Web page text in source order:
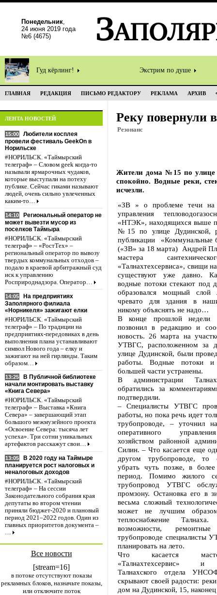
Понедельник,
24 июня 2019 года
№6 (4675)
Гуд кёрлинг! Экстрим по душе
ГЛАВНАЯ РЕДАКЦИЯ ПИСЬМО РЕДАКТОРУ РЕКЛАМА АРХИВ
ЛЕНТА НОВОСТЕЙ
15:00
Любители косплея
провели фестиваль GeekOn в
Норильске
#НОРИЛЬСК. «Таймырский
телеграф» – Словом geek когда-то
называли ярмарочных чудаков,
которые выступали на потеху
публике. Сейчас гиками называют
людей, очень сильно увлеченных
каким-то…
14:10
Региональный оператор не
может вывезти мусор из
поселков Таймыра
#НОРИЛЬСК. «Таймырский
телеграф» – «РостТех» –
региональный оператор по вывозу
твердых коммунальных отходов –
подало в краевой арбитражный суд
иск к управлению
Росприроднадзора. Оператор…
14:05
На предприятиях
Заполярного филиала
«Норникеля» зажигают елки
#НОРИЛЬСК. «Таймырский
телеграф» – По традиции на
предприятиях-передовиках в день
выполнения плана устанавливают
символ Нового года – елку и
зажигают на ней гирлянды. Таким
образом…
13:25
В Публичной библиотеке
начали монтировать выставку
«Книга Севера»
#НОРИЛЬСК. «Таймырский
телеграф» – Выставка «Книга
Севера» – завершающий этап
большого межмузейного проекта
«Освоение Севера: тысяча лет
успеха». Три сотни уникальных
артефактов расскажут свои…
13:05
В 2020 году на Таймыре
планируется рост налоговых и
неналоговых доходов
#НОРИЛЬСК. «Таймырский
телеграф» – На сессии
Законодательного собрания края
депутаты во втором чтении
приняли бюджет-2020 и плановый
период 2021–2022 годов. Один из
главных приоритетов документа –
…
Все новости
[stream=16]
в потоке отсутствуют показы
рекламных блоков, назначьте показы,
или отключите поток
Реку повернули
Резонанс
Жители дома №15 по улице
спокойно. Водные реки,
исчезли.
«ЗВ » о проблеме течи на
управления
«НТЭК», находящихся выше
№15 по улице Дудинской,
публикации «Коммунальные
(«ЗВ» за 18 марта) Андрей
мастера
«Талнахтехсервиса», свищи
существуют уже давно.
водные потоки стекают под
образовался мощный
чревато для здания в
никому объяснять не надо…
В конце прошлой недели
позвонил в редакцию и
новость. 26 марта на
УТВГС, расположенном
улице Дудинской, были
работы. Водные потоки и
большей части устранены.
В администрации
обратились за
подтвердили.
– Специалисты УТВГС
работы, но пока речь идет
трубопроводе, – уточнил
оперативного
хозяйством районной
Силин. – Что касается еще
другом трубопроводе, то
убрать чуть позже, в более
период. Помимо жилого
трубопровод УТВГС
промзону. Остановка его в
весьма сложный
может не лучшим
теплоснабжение
возможности,
трубопроводе специалисты
планировать на лето.
Что касается
«Талнахтехсервис» и
Талнахского отдела
скрывают своей радости:
дом на Дудинской, 15, наконец